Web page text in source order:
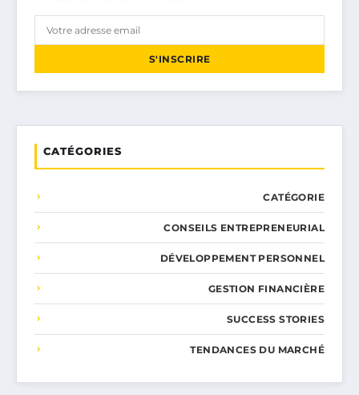
S'INSCRIRE
CATÉGORIES
CATÉGORIE
CONSEILS ENTREPRENEURIAL
DÉVELOPPEMENT PERSONNEL
GESTION FINANCIÈRE
SUCCESS STORIES
TENDANCES DU MARCHÉ